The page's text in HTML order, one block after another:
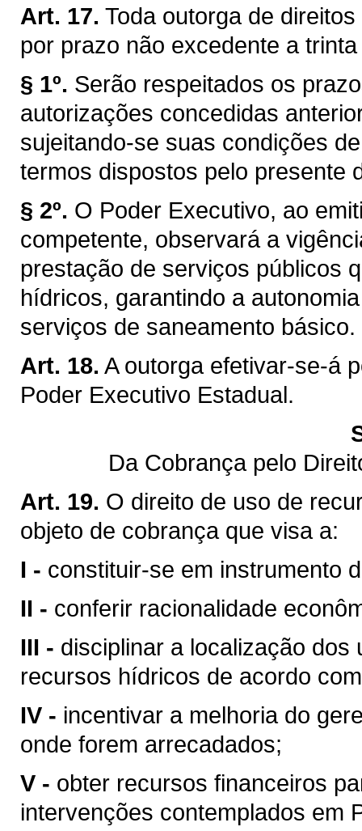
Art. 17. Toda outorga de
por prazo não excedente a
§ 1º. Serão respeitados os
autorizações concedidas
sujeitando-se suas condições
termos dispostos pelo presente
§ 2º. O Poder Executivo, ao
competente, observará a
prestação de serviços públicos
hídricos, garantindo a
serviços de saneamento básico.
Art. 18. A outorga efetivar-se-á
Poder Executivo Estadual.
Da Cobrança pelo
Art. 19. O direito de uso de
objeto de cobrança que visa a:
I - constituir-se em instrumento
II - conferir racionalidade
III - disciplinar a localização
recursos hídricos de acordo
IV - incentivar a melhoria do
onde forem arrecadados;
V - obter recursos financeiros
intervenções contemplados em